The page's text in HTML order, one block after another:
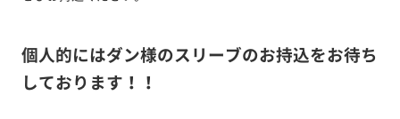
個人的にはダン様のスリーブのお持込をお待ち
しております！！